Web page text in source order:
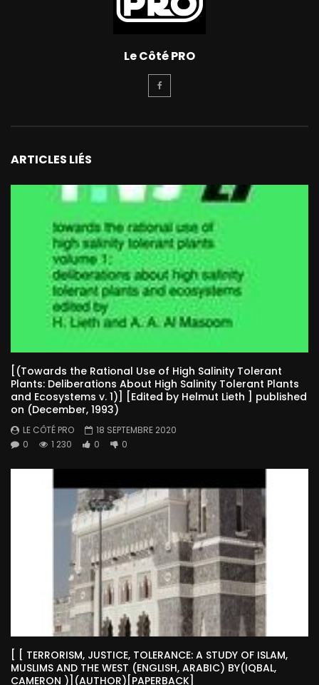
Le Côté PRO
ARTICLES LIÉS
[(Towards the Rational Use of High Salinity Tolerant
Plants: Deliberations About High Salinity Tolerant Plants
and Ecosystems v. 1)] [Edited by Helmut Lieth ] published
on (December, 1993)
LE CÔTÉ PRO
18 SEPTEMBRE 2020
0
1 230 0 0
[ [ TERRORISM, JUSTICE, TOLERANCE: A STUDY OF ISLAM,
MUSLIMS AND THE WEST (ENGLISH, ARABIC) BY(IQBAL,
CAMERON )](AUTHOR)[PAPERBACK]